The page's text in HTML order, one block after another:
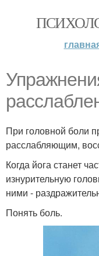
При головной боли
расслабляющим,
Когда йога станет
изнурительную
ними -
Понять боль.